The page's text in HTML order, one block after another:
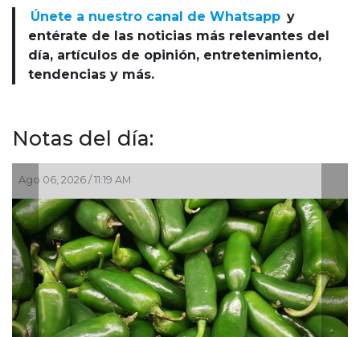
Únete a nuestro canal de Whatsapp y
entérate de las noticias más relevantes del
día, artículos de opinión, entretenimiento,
tendencias y más.
Notas del día:
/ 11:19 AM